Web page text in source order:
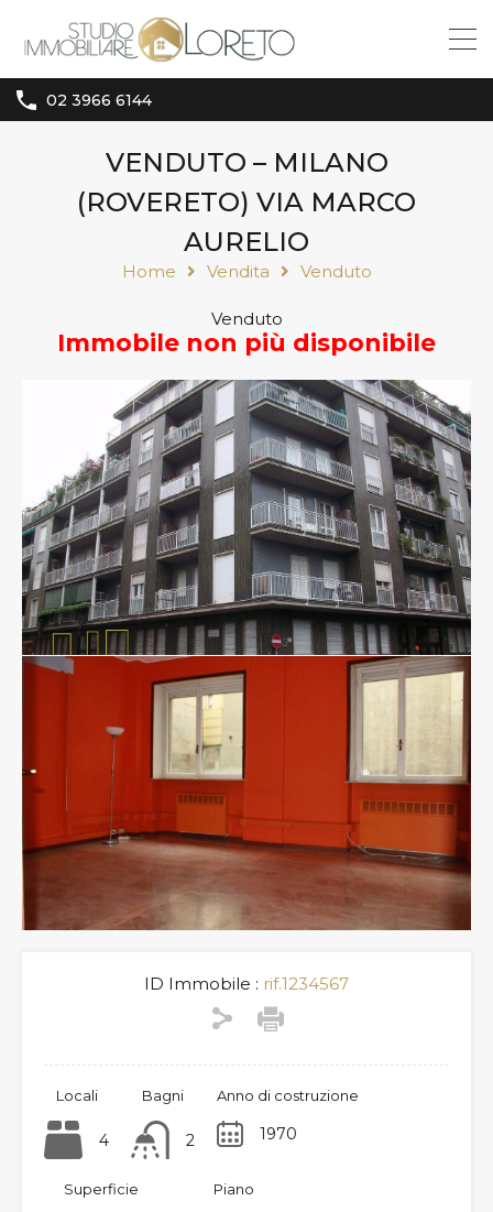
02 3966 6144
VENDUTO – MILANO
(ROVERETO) VIA MARCO
AURELIO
Home Vendita Venduto
Venduto
Immobile non più disponibile
ID Immobile : rif.1234567
Locali
4
Bagni
2
Anno di costruzione
1970
Superficie Piano